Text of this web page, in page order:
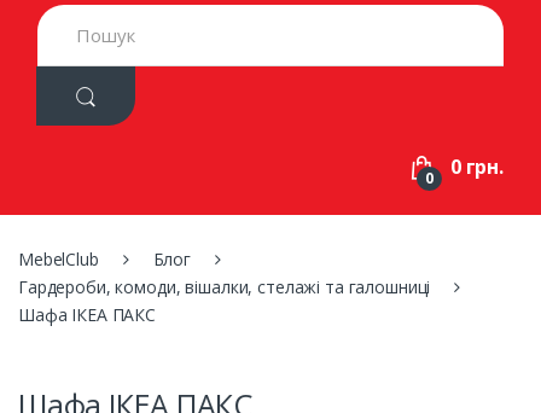
S
e
h
:
0 0 грн.
MebelClub
Блог
Гардероби, комоди, вішалки, стелажі та галошниці
Шафа ІКЕА ПАКС
Шафа ІКЕА ПАКС